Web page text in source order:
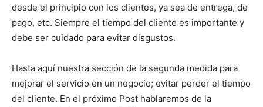
desde el principio con los clientes, ya sea de entrega, de
pago, etc. Siempre el tiempo del cliente es importante y
debe ser cuidado para evitar disgustos.
Hasta aquí nuestra sección de la segunda medida para
mejorar el servicio en un negocio; evitar perder el tiempo
del cliente. En el próximo Post hablaremos de la